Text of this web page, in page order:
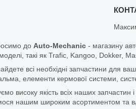
до Auto-Mechanic - магазину
такі як Trafic, Kangoo, Dokker,
всі необхідні запчастини для
елементи кермової системи,
високу якість всіх наших
нашим широким асортиментом та